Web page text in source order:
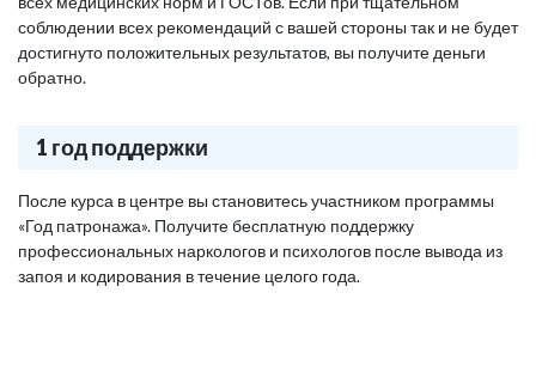
соблюдении всех рекомендаций с вашей стороны так и не будет
достигнуто положительных результатов, вы получите деньги
обратно.
1 год поддержки
После курса в центре вы становитесь участником программы
«Год патронажа». Получите бесплатную поддержку
профессиональных наркологов и психологов после вывода из
запоя и кодирования в течение целого года.